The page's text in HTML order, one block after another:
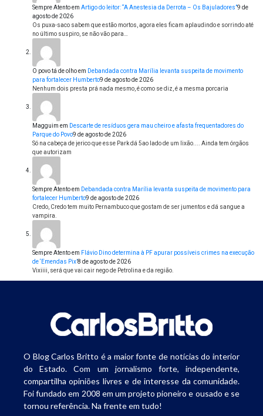
Sempre Atentoem Artigo do leitor: “A Anestesia da Derrota – Os Bajuladores”9 de
agosto de 2026
Os puxa-saco sabem que estão mortos, agora eles ficam aplaudindo e sorrindo até
no último suspiro, se não vão para…
O povo tá de olhoem Debandada contra Marília levanta suspeita de movimento
para fortalecer Humberto9 de agosto de 2026
Nenhum dois presta prá nada mesmo, é como se diz, é a mesma porcaria
Magguim em Descarte de resíduos gera mau cheiro e afasta frequentadores do
Parque do Povo9 de agosto de 2026
Só na cabeça de jerico que esse Park dá 5ao lado de um lixão.... Ainda tem órgãos
que autorizam
Sempre Atentoem Debandada contra Marília levanta suspeita de movimento para
fortalecer Humberto9 de agosto de 2026
Credo, Credo tem muito Pernambuco que gostam de ser jumentos e dá sangue a
vampira.
Sempre Atentoem Flávio Dino determina à PF apurar possíveis crimes na execução
de ‘Emendas Pix’8 de agosto de 2026
Vixiiii, será que vai cair nego de Petrolina e da região.
O Blog Carlos Britto é a maior fonte de notícias do interior
do Estado. Com um jornalismo forte, independente,
compartilha opiniões livres e de interesse da comunidade.
Foi fundado em 2008 em um projeto pioneiro e ousado e se
tornou referência. Na frente em tudo!